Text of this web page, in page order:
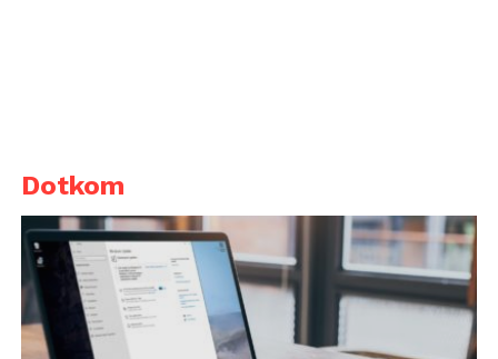
Dotkom